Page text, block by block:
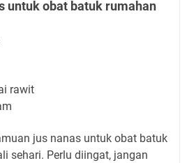
untuk obat batuk rumahan
rawit
jus nanas untuk obat batuk
sehari. Perlu diingat, jangan